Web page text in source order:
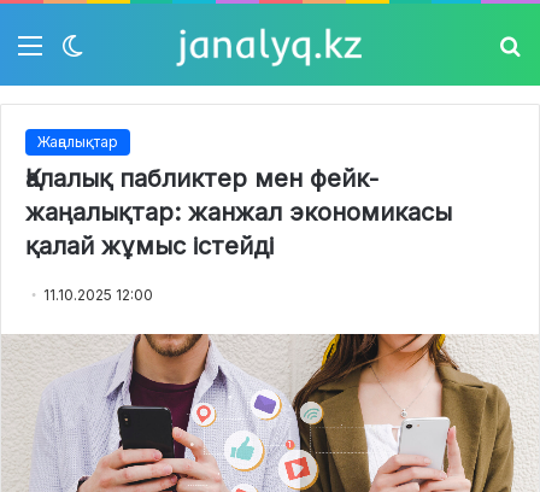
Мәзір
skin
Жаңалықтар
Қалалық пабликтер мен фейк-
жаңалықтар: жанжал экономикасы
қалай жұмыс істейді
11.10.2025 12:00